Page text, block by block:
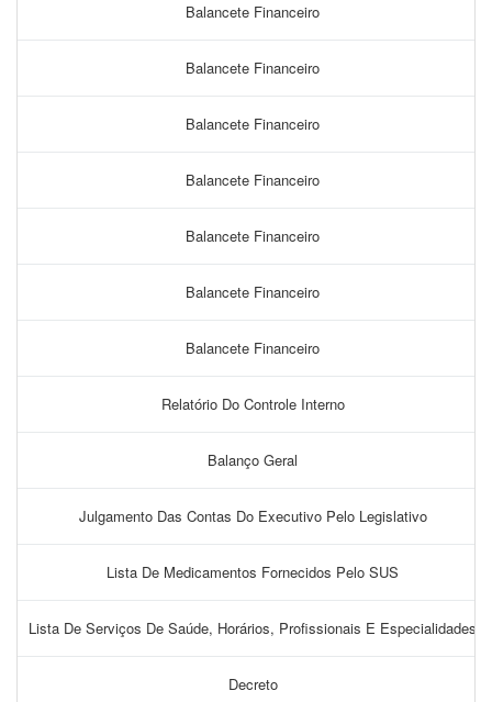
Balancete Financeiro
Balancete Financeiro
Balancete Financeiro
Balancete Financeiro
Balancete Financeiro
Balancete Financeiro
Balancete Financeiro
Relatório Do Controle Interno
Balanço Geral
Julgamento Das Contas Do Executivo Pelo Legislativo
Lista De Medicamentos Fornecidos Pelo SUS
Lista De Serviços De Saúde, Horários, Profissionais E Especialidades
Decreto